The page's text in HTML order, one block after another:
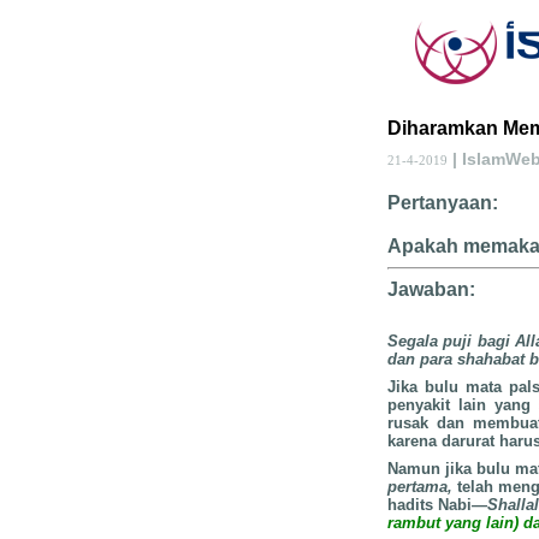
Diharamkan
21-4-2019 | IslamWeb
Pertanyaan:
Apakah
Jawaban:
Segala puji bagi
dan para shahabat
Jika bulu mata
penyakit lain yang
rusak dan
karena darurat
Namun jika bulu
pertama, telah
hadits Nabi
rambut yang lain)